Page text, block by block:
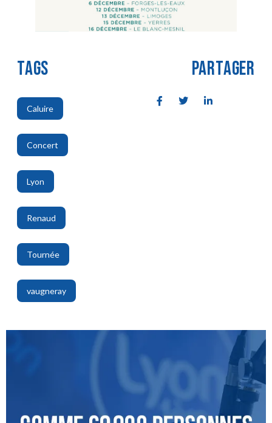
TAGS
Caluire
,
Concert
,
Lyon
,
Renaud
,
Tournée
,
vaugneray
PARTAGER